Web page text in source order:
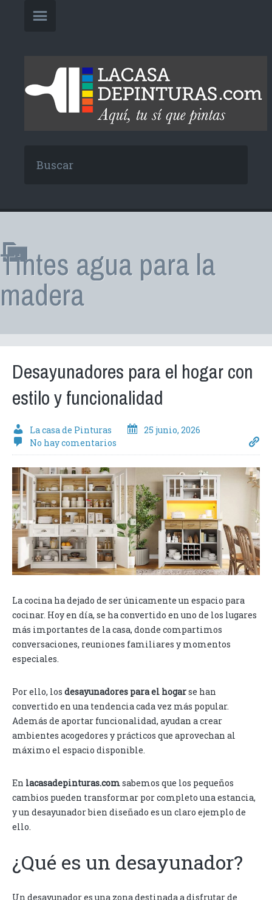
Tintes agua para la
madera
Desayunadores para el hogar con
estilo y funcionalidad
La casa de Pinturas
25 junio, 2026
No hay comentarios
La cocina ha dejado de ser únicamente un espacio para
cocinar. Hoy en día, se ha convertido en uno de los lugares
más importantes de la casa, donde compartimos
conversaciones, reuniones familiares y momentos
especiales.
Por ello, los desayunadores para el hogarse han
convertido en una tendencia cada vez más popular.
Además de aportar funcionalidad, ayudan a crear
ambientes acogedores y prácticos que aprovechan al
máximo el espacio disponible.
En lacasadepinturas.comsabemos que los pequeños
cambios pueden transformar por completo una estancia,
y un desayunador bien diseñado es un claro ejemplo de
ello.
¿Qué es un desayunador?
Un desayunador es una zona destinada a disfrutar de